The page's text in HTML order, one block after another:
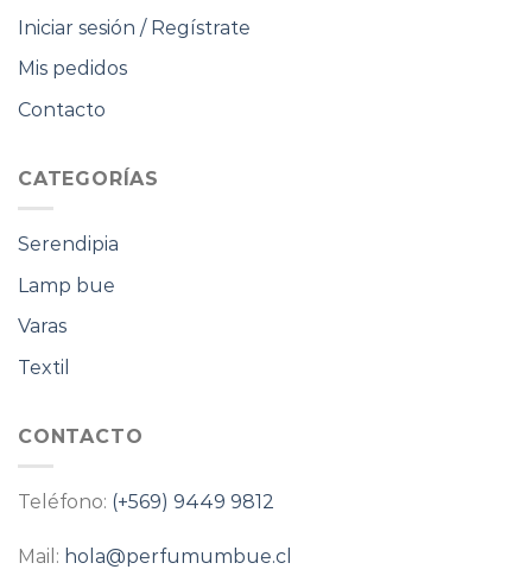
Iniciar sesión / Regístrate
Mis pedidos
Contacto
CATEGORÍAS
Serendipia
Lamp bue
Varas
Textil
CONTACTO
Teléfono: (+569) 9449 9812
Mail: hola@perfumumbue.cl